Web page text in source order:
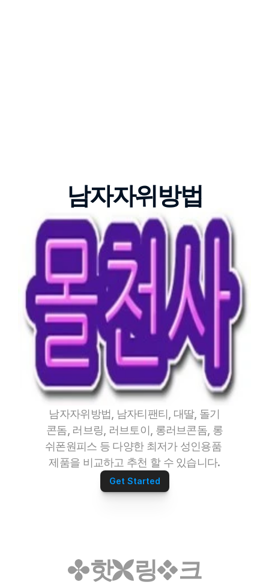
남자자위방법
남자자위방법, 남자티팬티, 대딸, 돌기
콘돔, 러브링, 러브토이, 롱러브콘돔, 롱
쉬폰원피스 등 다양한 최저가 성인용품
제품을 비교하고 추천 할 수 있습니다.
Get Started
핫 링 크